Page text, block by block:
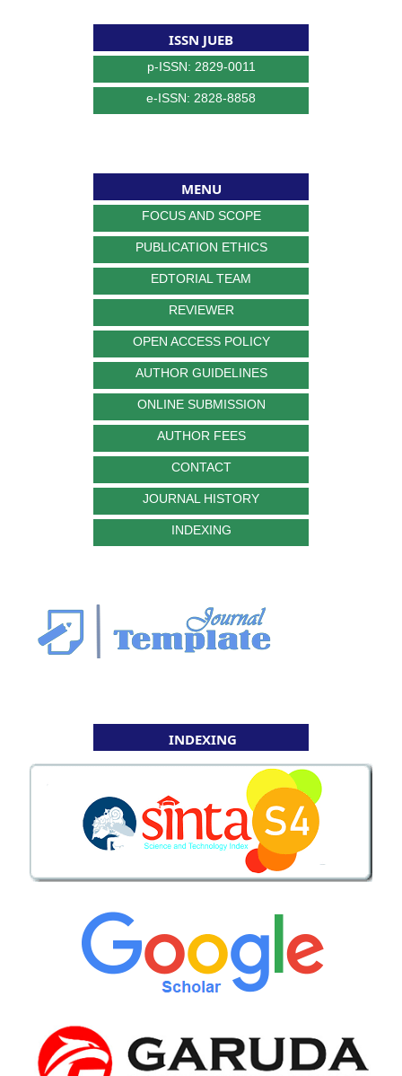
ISSN JUEB
p-ISSN: 2829-0011
e-ISSN: 2828-8858
MENU
FOCUS AND SCOPE
PUBLICATION ETHICS
EDTORIAL TEAM
REVIEWER
OPEN ACCESS POLICY
AUTHOR GUIDELINES
ONLINE SUBMISSION
AUTHOR FEES
CONTACT
JOURNAL HISTORY
INDEXING
INDEXING